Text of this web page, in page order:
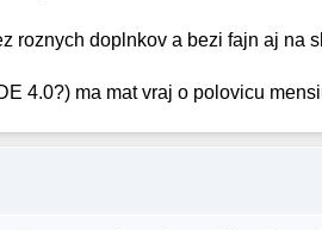
roznych doplnkov a bezi fajn aj na
4.0?) ma mat vraj o polovicu